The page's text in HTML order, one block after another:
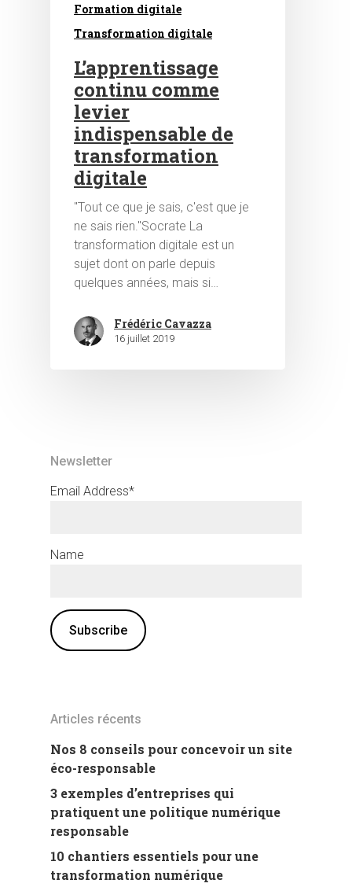
Formation digitale
Transformation digitale
L’apprentissage
continu comme
levier
indispensable de
transformation
digitale
"Tout ce que je sais, c'est que je
ne sais rien."Socrate La
transformation digitale est un
sujet dont on parle depuis
quelques années, mais si…
Frédéric Cavazza
16 juillet 2019
Newsletter
Email Address*
Name
Articles récents
Nos 8 conseils pour concevoir un site
éco-responsable
3 exemples d’entreprises qui
pratiquent une politique numérique
responsable
10 chantiers essentiels pour une
transformation numérique